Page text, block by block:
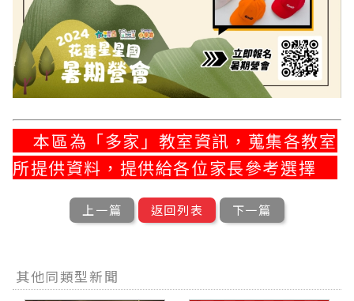
本區為「多家」教室資訊，蒐集各教室
所提供資料，提供給各位家長參考選擇
上一篇 返回列表 下一篇
其他同類型新聞